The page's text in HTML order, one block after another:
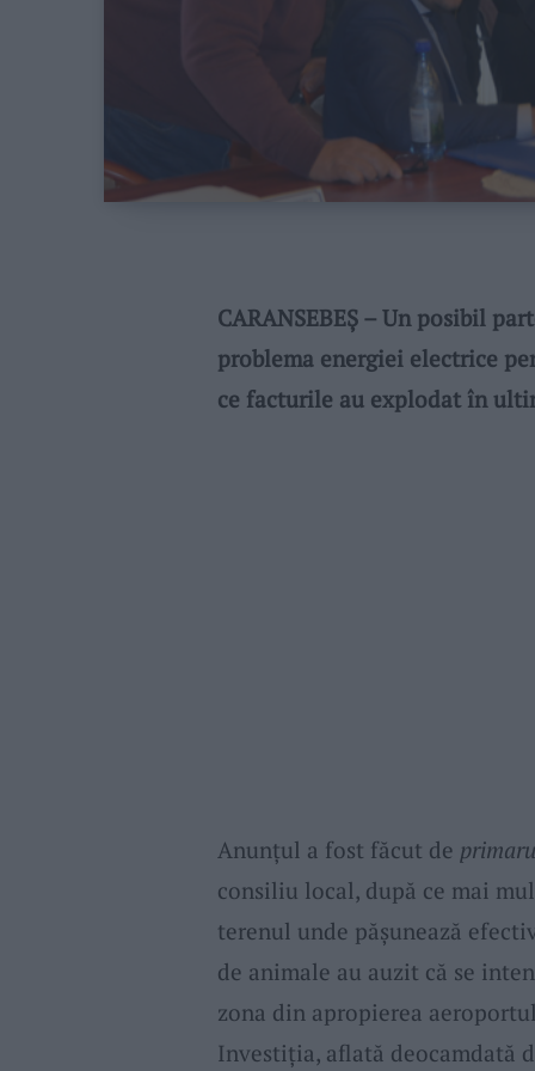
CARANSEBEȘ – Un posibil
problema energiei electrice
ce facturile au explodat în
Anunțul a fost făcut de
consiliu local, după ce mai
terenul unde pășunează
de animale au auzit că se
zona din apropierea
Investiția, aflată deocamdată